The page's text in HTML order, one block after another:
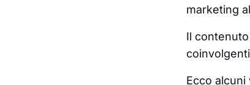
marketing
Il
Ecco